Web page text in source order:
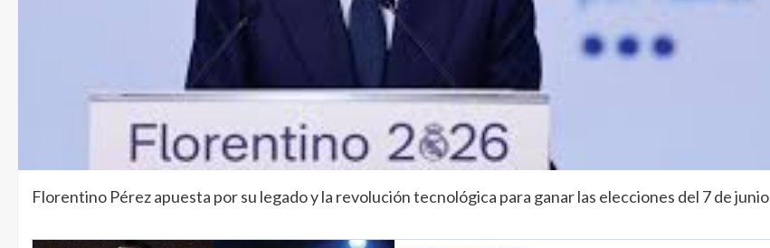
Florentino Pérez apuesta por su legado y la revolución tecnológica para ganar las elecciones del 7 de junio